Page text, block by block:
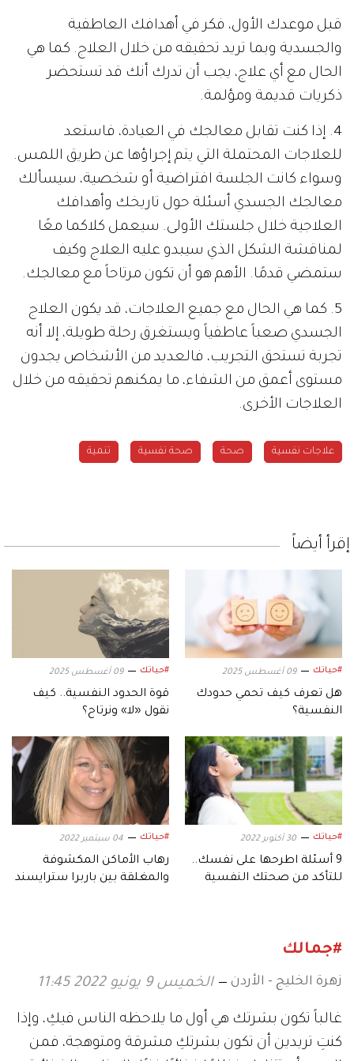
قبل موعدك الأول، فكر في أهدافك العاطفية
والجسدية وبما تريد تحقيقه من خلال العلاج. كما هي
الحال مع أي علاج، يجب أن تدرك أنك قد تستحضر
ذكريات قديمة ومؤلمة.
4. إذا كنت تقابل معالجك في العيادة، فاستعد
للعلاجات المحتملة التي يتم إجراؤها عن طريق اللمس.
وسواء كانت الجلسة افتراضية أو شخصية، سيسألك
معالجك الجسدي أسئلة حول تاريخك وأهدافك
العلاجية خلال جلستك الأولى. سيعمل كلاكما معًا
لمناقشة الشكل الذي سيبدو عليه العلاج وكيف
ستمضي قدمًا. الأهم هو أن تكون مرتاحاً مع معالجك.
5. كما هي الحال مع جميع العلاجات، قد يكون العلاج
الجسدي صعباً عاطفياً ويستغرق رحلة طويلة، إلا أنه
تجربة تستحق التجريب، فالعديد من الأشخاص يجدون
مستوى أعمق من الشفاء، ما يمكنهم تحقيقه من خلال
العلاجات الأخرى.
علاجات نفسية صحة صحة نفسية تنمية
إقرأ أيضاً
#حياتك 09 أغسطس 2025
هل تعرف كيف تحمي حدودك
النفسية؟
#حياتك 09 أغسطس 2025
قوة الحدود النفسية.. كيف
نقول «لا» ونرتاح؟
#حياتك 30 أكتوبر 2022
9 أسئلة اطرحها على نفسك..
للتأكد من صحتك النفسية
#حياتك 04 سبتمبر 2022
رهاب الأماكن المكشوفة
والمغلقة بين باربرا سترايسند
#جمالك
زهرة الخليج - الأردن الخميس 9 يونيو 2022 11:45
غالباً تكون بشرتك هي أول ما يلاحظه الناس فيكِ، وإذا
كنتِ تريدين أن تكون بشرتكِ مشرقة ومتوهجة، فمن